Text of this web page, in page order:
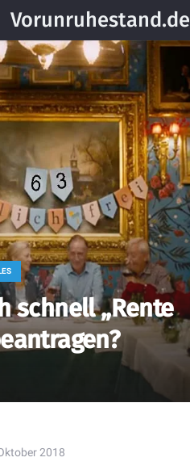
Vorunruhestand.de
schnell „Rente
2018